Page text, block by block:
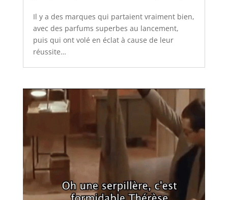
Il y a des marques qui partaient vraiment bien,
avec des parfums superbes au lancement,
puis qui ont volé en éclat à cause de leur
réussite…